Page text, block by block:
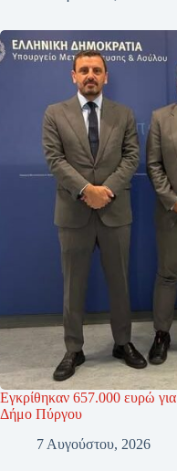
Εγκρίθηκαν 657.000 ευρώ για
Δήμο Πύργου
7 Αυγούστου, 2026